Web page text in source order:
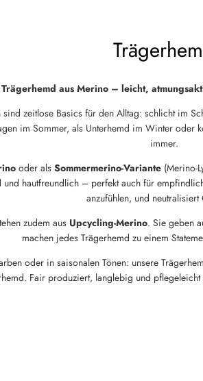
Trägerhemd aus Merino – leicht,
sind zeitlose Basics für den Alltag: schlicht im
im Sommer, als Unterhemd im Winter oder
immer.
oder als Sommermerino-Variante(Merino-
und hautfreundlich – perfekt auch für
anzufühlen, und neutralisiert
zudem aus Upcycling-Merino. Sie geben
machen jedes Trägerhemd zu einem
oder in saisonalen Tönen: unsere
Fair produziert, langlebig und